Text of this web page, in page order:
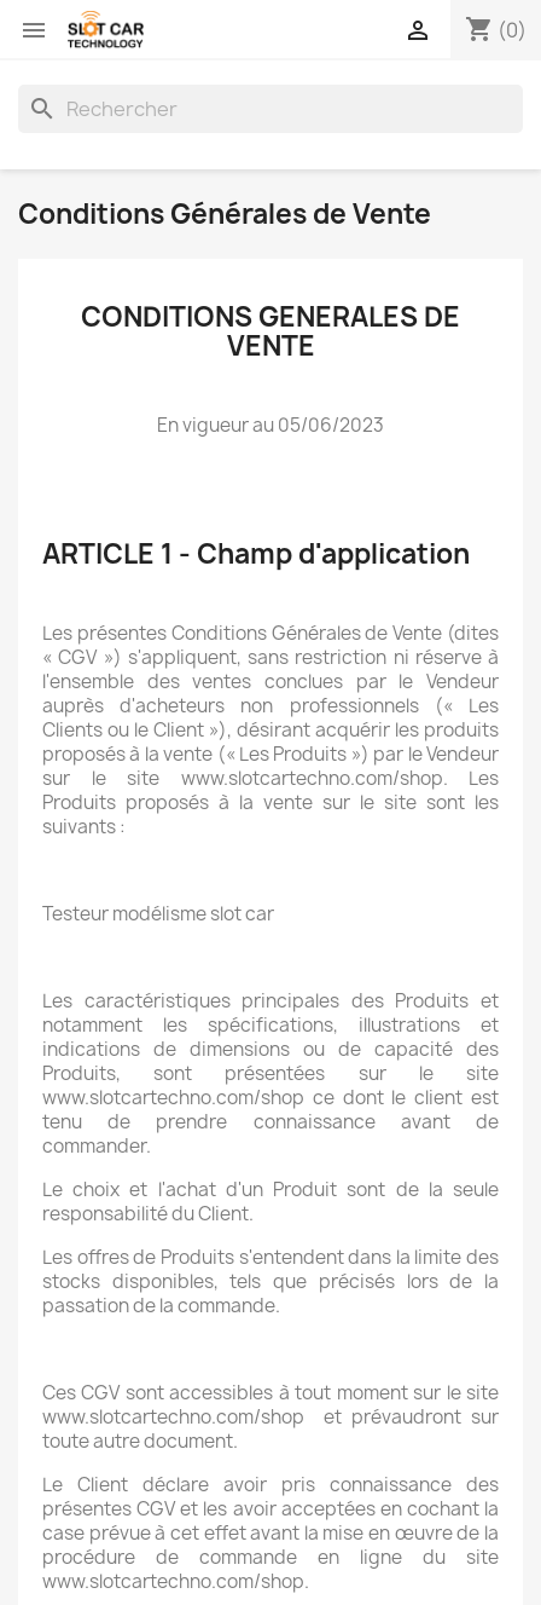
 shopping_cart (0)

search
Conditions Générales de Vente
CONDITIONS GENERALES DE
VENTE
En vigueur au 05/06/2023
ARTICLE 1 - Champ d'application
Les présentes Conditions Générales de Vente (dites
« CGV ») s'appliquent, sans restriction ni réserve à
l'ensemble des ventes conclues par le Vendeur
auprès d'acheteurs non professionnels (« Les
Clients ou le Client »), désirant acquérir les produits
proposés à la vente (« Les Produits ») par le Vendeur
sur le site www.slotcartechno.com/shop. Les
Produits proposés à la vente sur le site sont les
suivants :
Testeur modélisme slot car
Les caractéristiques principales des Produits et
notamment les spécifications, illustrations et
indications de dimensions ou de capacité des
Produits, sont présentées sur le site
www.slotcartechno.com/shop ce dont le client est
tenu de prendre connaissance avant de
commander.
Le choix et l'achat d'un Produit sont de la seule
responsabilité du Client.
Les offres de Produits s'entendent dans la limite des
stocks disponibles, tels que précisés lors de la
passation de la commande.
Ces CGV sont accessibles à tout moment sur le site
www.slotcartechno.com/shop
et prévaudront sur
toute autre document.
Le Client déclare avoir pris connaissance des
présentes CGV et les avoir acceptées en cochant la
case prévue à cet effet avant la mise en œuvre de la
procédure de commande en ligne du site
www.slotcartechno.com/shop.